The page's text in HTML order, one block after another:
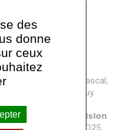
. 18 novembre 2025.
Vincent, Bernard Pascal,
Mathieu, Plantier Guy.
free sensors
time high-precision
. 07 novembre 2025.
des
donne
ceux